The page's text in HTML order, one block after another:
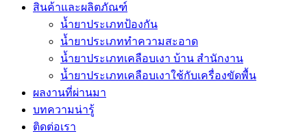
สินค้าและผลิตภัณฑ์
น้ำยาประเภทป้องกัน
น้ำยาประเภททำความสะอาด
น้ำยาประเภทเคลือบเงา บ้าน สำนักงาน
น้ำยาประเภทเคลือบเงาใช้กับเครื่องขัดพื้น
ผลงานที่ผ่านมา
บทความน่ารู้
ติดต่อเรา